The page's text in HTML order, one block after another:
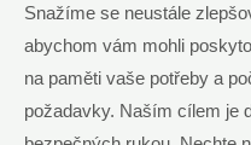
Snažíme se neustále
abychom vám mohli
na paměti vaše potřeby a
požadavky. Naším cílem je